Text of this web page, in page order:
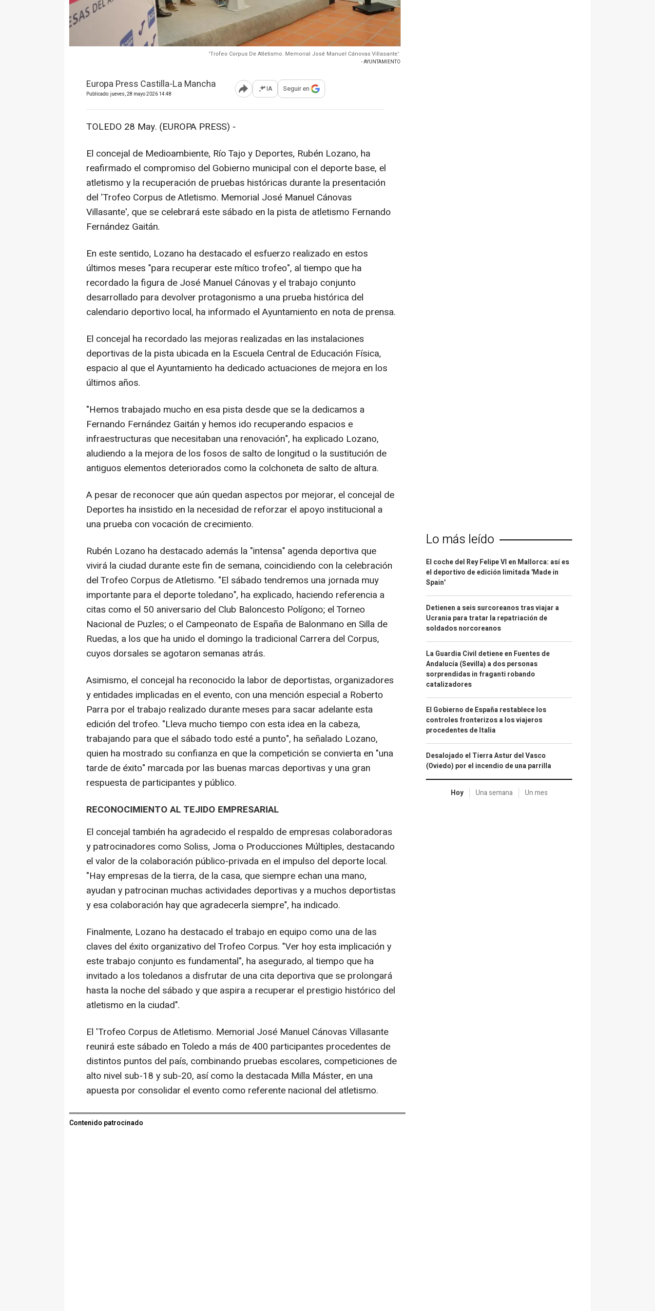
'Trofeo Corpus De Atletismo. Memorial José Manuel Cánovas Villasante'.
- AYUNTAMIENTO
Europa Press Castilla-La Mancha
Publicado: jueves, 28 mayo 2026 14:48 Abrir opciones para compartir
IA Seguir en
TOLEDO 28 May. (EUROPA PRESS) -
El concejal de Medioambiente, Río Tajo y Deportes, Rubén Lozano, ha
reafirmado el compromiso del Gobierno municipal con el deporte base, el
atletismo y la recuperación de pruebas históricas durante la presentación
del 'Trofeo Corpus de Atletismo. Memorial José Manuel Cánovas
Villasante', que se celebrará este sábado en la pista de atletismo Fernando
Fernández Gaitán.
En este sentido, Lozano ha destacado el esfuerzo realizado en estos
últimos meses "para recuperar este mítico trofeo", al tiempo que ha
recordado la figura de José Manuel Cánovas y el trabajo conjunto
desarrollado para devolver protagonismo a una prueba histórica del
calendario deportivo local, ha informado el Ayuntamiento en nota de prensa.
El concejal ha recordado las mejoras realizadas en las instalaciones
deportivas de la pista ubicada en la Escuela Central de Educación Física,
espacio al que el Ayuntamiento ha dedicado actuaciones de mejora en los
últimos años.
"Hemos trabajado mucho en esa pista desde que se la dedicamos a
Fernando Fernández Gaitán y hemos ido recuperando espacios e
infraestructuras que necesitaban una renovación", ha explicado Lozano,
aludiendo a la mejora de los fosos de salto de longitud o la sustitución de
antiguos elementos deteriorados como la colchoneta de salto de altura.
A pesar de reconocer que aún quedan aspectos por mejorar, el concejal de
Deportes ha insistido en la necesidad de reforzar el apoyo institucional a
una prueba con vocación de crecimiento.
Rubén Lozano ha destacado además la "intensa" agenda deportiva que
vivirá la ciudad durante este fin de semana, coincidiendo con la celebración
del Trofeo Corpus de Atletismo. "El sábado tendremos una jornada muy
importante para el deporte toledano", ha explicado, haciendo referencia a
citas como el 50 aniversario del Club Baloncesto Polígono; el Torneo
Nacional de Puzles; o el Campeonato de España de Balonmano en Silla de
Ruedas, a los que ha unido el domingo la tradicional Carrera del Corpus,
cuyos dorsales se agotaron semanas atrás.
Asimismo, el concejal ha reconocido la labor de deportistas, organizadores
y entidades implicadas en el evento, con una mención especial a Roberto
Parra por el trabajo realizado durante meses para sacar adelante esta
edición del trofeo. "Lleva mucho tiempo con esta idea en la cabeza,
trabajando para que el sábado todo esté a punto", ha señalado Lozano,
quien ha mostrado su confianza en que la competición se convierta en "una
tarde de éxito" marcada por las buenas marcas deportivas y una gran
respuesta de participantes y público.
RECONOCIMIENTO AL TEJIDO EMPRESARIAL
El concejal también ha agradecido el respaldo de empresas colaboradoras
y patrocinadores como Soliss, Joma o Producciones Múltiples, destacando
el valor de la colaboración público-privada en el impulso del deporte local.
"Hay empresas de la tierra, de la casa, que siempre echan una mano,
ayudan y patrocinan muchas actividades deportivas y a muchos deportistas
y esa colaboración hay que agradecerla siempre", ha indicado.
Finalmente, Lozano ha destacado el trabajo en equipo como una de las
claves del éxito organizativo del Trofeo Corpus. "Ver hoy esta implicación y
este trabajo conjunto es fundamental", ha asegurado, al tiempo que ha
invitado a los toledanos a disfrutar de una cita deportiva que se prolongará
hasta la noche del sábado y que aspira a recuperar el prestigio histórico del
atletismo en la ciudad".
El 'Trofeo Corpus de Atletismo. Memorial José Manuel Cánovas Villasante
reunirá este sábado en Toledo a más de 400 participantes procedentes de
distintos puntos del país, combinando pruebas escolares, competiciones de
alto nivel sub-18 y sub-20, así como la destacada Milla Máster, en una
apuesta por consolidar el evento como referente nacional del atletismo.
Contenido patrocinado
Lo más leído
El coche del Rey Felipe VI en Mallorca: así es
el deportivo de edición limitada 'Made in
Spain'
Detienen a seis surcoreanos tras viajar a
Ucrania para tratar la repatriación de
soldados norcoreanos
La Guardia Civil detiene en Fuentes de
Andalucía (Sevilla) a dos personas
sorprendidas in fraganti robando
catalizadores
El Gobierno de España restablece los
controles fronterizos a los viajeros
procedentes de Italia
Desalojado el Tierra Astur del Vasco
(Oviedo) por el incendio de una parrilla
Hoy Una semana Un mes